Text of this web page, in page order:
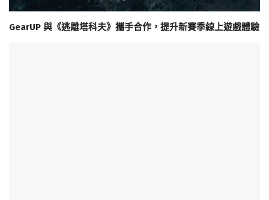
GearUP 與《逃離塔科夫》攜手合作，提升新賽季線上遊戲體驗